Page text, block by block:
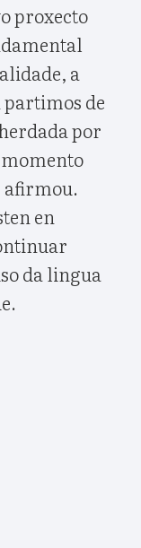
proxecto
a
partimos de
por
momento
afirmou.
en
da lingua